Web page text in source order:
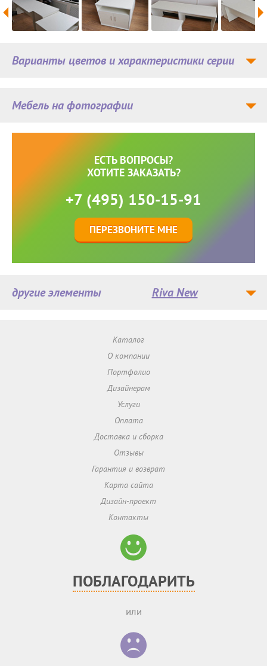
Мебель на фотографии
Варианты цветов и характеристики серии
ЕСТЬ ВОПРОСЫ?
ХОТИТЕ ЗАКАЗАТЬ?
+7 (495) 150-15-91
ПЕРЕЗВОНИТЕ МНЕ
другие элементы Riva New
Каталог
О компании
Портфолио
Дизайнерам
Услуги
Оплата
Доставка и сборка
Отзывы
Гарантия и возврат
Карта сайта
Дизайн-проект
Контакты
ПОБЛАГОДАРИТЬ
или